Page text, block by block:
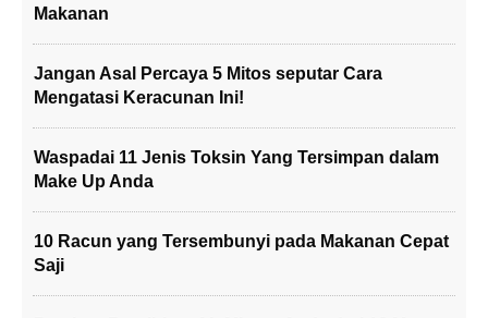
Makanan
Jangan Asal Percaya 5 Mitos seputar Cara
Mengatasi Keracunan Ini!
Waspadai 11 Jenis Toksin Yang Tersimpan dalam
Make Up Anda
10 Racun yang Tersembunyi pada Makanan Cepat
Saji